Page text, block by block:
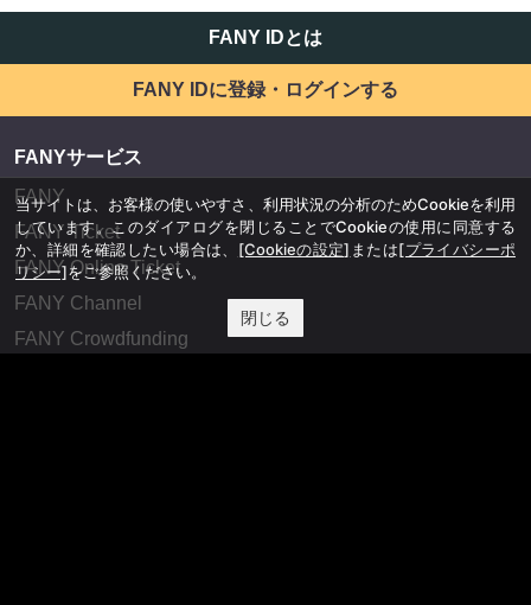
FANY IDとは
FANY IDに登録・ログインする
FANYサービス
FANY
FANY Ticket
FANY Online Ticket
FANY Channel
FANY Crowdfunding
当サイトは、お客様の使いやすさ、利用状況の分析のためCookieを利用
しています。このダイアログを閉じることでCookieの使用に同意する
か、詳細を確認したい場合は、 [Cookieの設定] または[プライバシーポ
リシー]をご参照ください。
閉じる